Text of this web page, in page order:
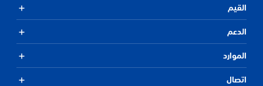
القيم
الدعم
الموارد
اتصال